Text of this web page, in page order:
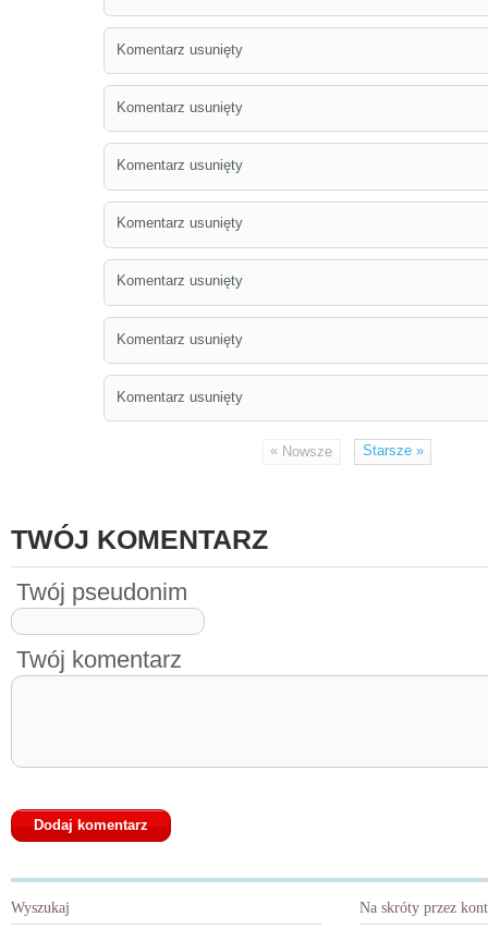
Komentarz usunięty
Komentarz usunięty
Komentarz usunięty
Komentarz usunięty
Komentarz usunięty
Komentarz usunięty
Komentarz usunięty
« Nowsze Starsze»
TWÓJ KOMENTARZ
Twój pseudonim
Twój komentarz
Wyszukaj Na skróty przez